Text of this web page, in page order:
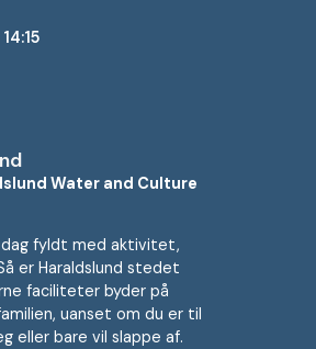
Water and Culture
dag fyldt med aktivitet,
er Haraldslund stedet
faciliteter byder på
uanset om du er til
eller bare vil slappe af.